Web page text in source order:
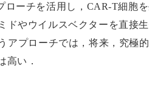
ローチを活用し，CAR-T細胞
ドやウイルスベクターを直接
アプローチでは，将来，究極
高い．